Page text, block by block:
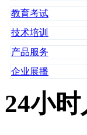
教育考试
技术培训
产品服务
企业展播
24小